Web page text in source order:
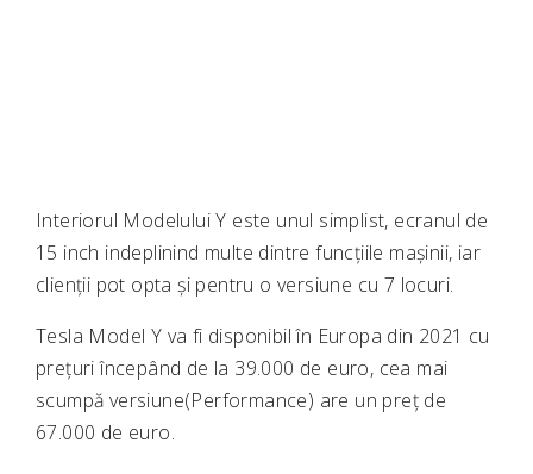
Interiorul Modelului Y este unul simplist, ecranul de
15 inch indeplinind multe dintre funcțiile mașinii, iar
clienții pot opta și pentru o versiune cu 7 locuri.
Tesla Model Y va fi disponibil în Europa din 2021 cu
prețuri începând de la 39.000 de euro, cea mai
scumpă versiune(Performance) are un preț de
67.000 de euro.